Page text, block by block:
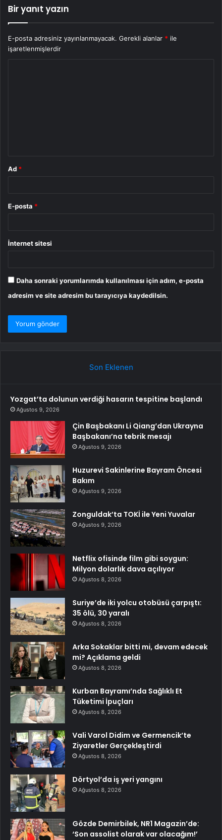
Bir yanıt yazın
E-posta adresiniz yayınlanmayacak. Gerekli alanlar * ile
işaretlenmişlerdir
Ad *
E-posta *
İnternet sitesi
Daha sonraki yorumlarımda kullanılması için adım, e-posta
adresim ve site adresim bu tarayıcıya kaydedilsin.
Son Eklenen
Yozgat’ta dolunun verdiği hasarın tespitine başlandı
Ağustos 9, 2026
Çin Başbakanı Li Qiang’dan Ukrayna
Başbakanı’na tebrik mesajı
Ağustos 9, 2026
Huzurevi Sakinlerine Bayram Öncesi
Bakım
Ağustos 9, 2026
Zonguldak’ta TOKİ ile Yeni Yuvalar
Ağustos 9, 2026
Netflix ofisinde film gibi soygun:
Milyon dolarlık dava açılıyor
Ağustos 8, 2026
Suriye’de iki yolcu otobüsü çarpıştı:
35 ölü, 30 yaralı
Ağustos 8, 2026
Arka Sokaklar bitti mi, devam edecek
mi? Açıklama geldi
Ağustos 8, 2026
Kurban Bayramı’nda Sağlıklı Et
Tüketimi İpuçları
Ağustos 8, 2026
Vali Varol Didim ve Germencik’te
Ziyaretler Gerçekleştirdi
Ağustos 8, 2026
Dörtyol’da iş yeri yangını
Ağustos 8, 2026
Gözde Demirbilek, NR1 Magazin’de:
‘Son assolist olarak var olacağım!’